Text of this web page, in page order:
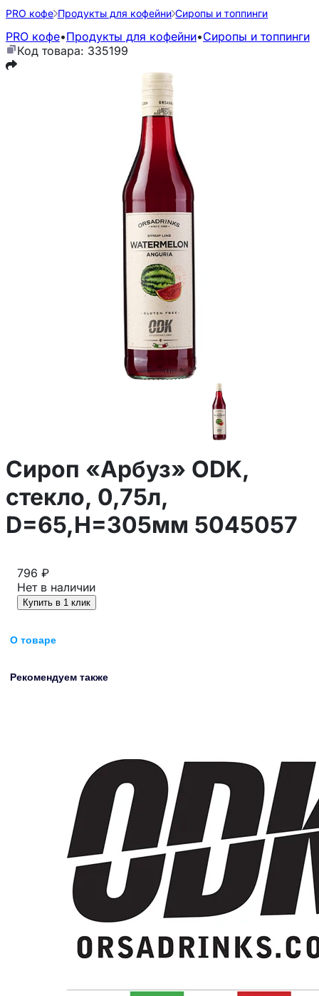
PRO кофе Продукты для кофейни Сиропы и топпинги
PRO кофе•Продукты для кофейни•Сиропы и топпинги
Код товара: 335199
Сироп «Арбуз» ODK,
стекло, 0,75л,
D=65,H=305мм 5045057
796 ₽
Нет в наличии
Купить в 1 клик
О товаре
Рекомендуем также